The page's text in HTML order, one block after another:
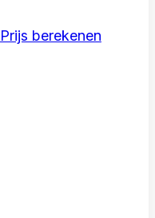
Prijs berekenen